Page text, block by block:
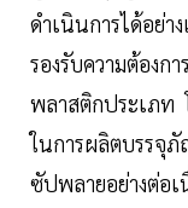
ดำเนินการได้อย่า
รองรับความต้องก
พลาสติกประเภท
ในการผลิตบรรจุ
ซัปพลายอย่างต่อ